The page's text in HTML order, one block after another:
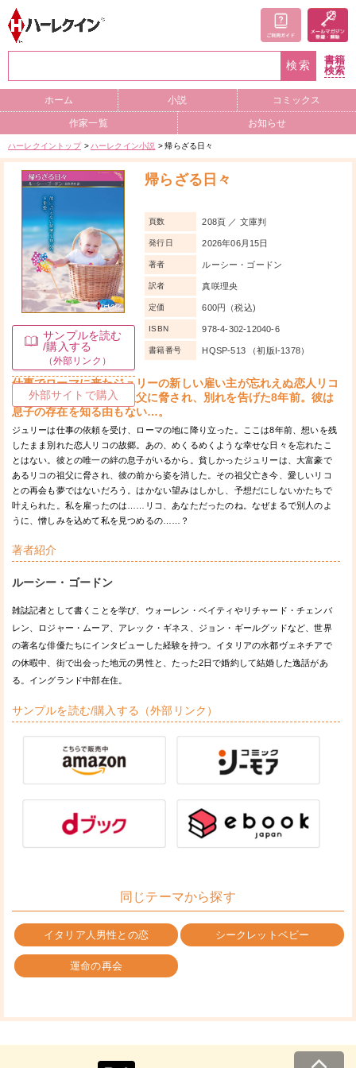
検索
書籍
検索
ホーム 小説 コミックス
作家一覧 お知らせ
ハーレクイントップ ハーレクイン小説 帰らざる日々
サンプルを読む
/購入する
（外部リンク）
外部サイトで購入
帰らざる日々
仕事でローマに来たジュリーの新しい雇い主が忘れえぬ恋人リコ
だった！今は亡き彼の祖父に脅され、別れを告げた8年前。彼は
息子の存在を知る由もない…。
ジュリーは仕事の依頼を受け、ローマの地に降り立った。ここは8年前、想いを残
したまま別れた恋人リコの故郷。あの、めくるめくような幸せな日々を忘れたこ
とはない。彼との唯一の絆の息子がいるから。貧しかったジュリーは、大富豪で
あるリコの祖父に脅され、彼の前から姿を消した。その祖父亡き今、愛しいリコ
との再会も夢ではないだろう。はかない望みはしかし、予想だにしないかたちで
叶えられた。私を雇ったのは……リコ、あなただったのね。なぜまるで別人のよ
うに、憎しみを込めて私を見つめるの……？
頁数 208頁 ／ 文庫判
発行日 2026年06月15日
著者 ルーシー・ゴードン
訳者 真咲理央
定価 600円（税込)
ISBN 978-4-302-12040-6
書籍番号 HQSP-513 （初版I-1378）
著者紹介
ルーシー・ゴードン
雑誌記者として書くことを学び、ウォーレン・ベイティやリチャード・チェンバ
レン、ロジャー・ムーア、アレック・ギネス、ジョン・ギールグッドなど、世界
の著名な俳優たちにインタビューした経験を持つ。イタリアの水都ヴェネチアで
の休暇中、街で出会った地元の男性と、たった2日で婚約して結婚した逸話があ
る。イングランド中部在住。
サンプルを読む/購入する（外部リンク）
同じテーマから探す
イタリア人男性との恋 シークレットベビー
運命の再会